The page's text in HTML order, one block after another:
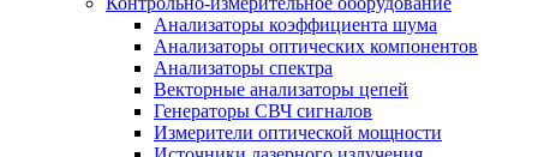
Анализаторы коэффициента шума
Анализаторы оптических компонентов
Анализаторы спектра
Векторные анализаторы цепей
Генераторы СВЧ сигналов
Измерители оптической мощности